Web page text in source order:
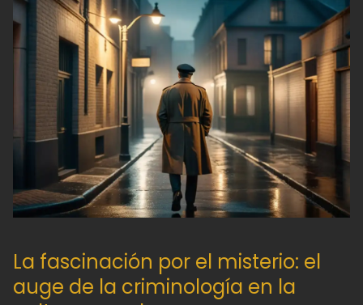
La fascinación por el misterio: el
auge de la criminología en la